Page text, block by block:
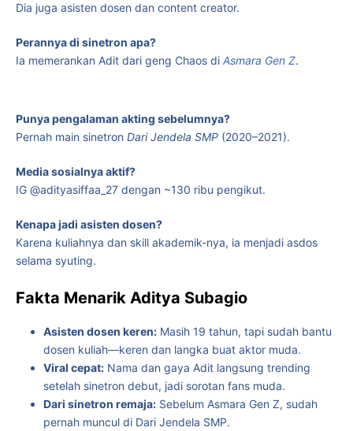
Dia juga asisten dosen dan content creator.
Perannya di sinetron apa?
Ia memerankan Adit dari geng Chaos di Asmara Gen Z.
Punya pengalaman akting sebelumnya?
Pernah main sinetron Dari Jendela SMP (2020–2021).
Media sosialnya aktif?
IG @adityasiffaa_27 dengan ~130 ribu pengikut.
Kenapa jadi asisten dosen?
Karena kuliahnya dan skill akademik-nya, ia menjadi asdos
selama syuting.
Fakta Menarik Aditya Subagio
Asisten dosen keren: Masih 19 tahun, tapi sudah bantu
dosen kuliah—keren dan langka buat aktor muda.
Viral cepat: Nama dan gaya Adit langsung trending
setelah sinetron debut, jadi sorotan fans muda.
Dari sinetron remaja: Sebelum Asmara Gen Z, sudah
pernah muncul di Dari Jendela SMP.